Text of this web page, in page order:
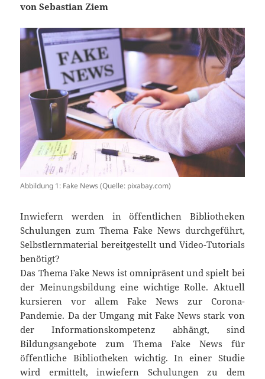
von Sebastian Ziem
Abbildung 1: Fake News (Quelle: pixabay.com)
Inwiefern werden in öffentlichen Bibliotheken
Schulungen zum Thema Fake News durchgeführt,
Selbstlernmaterial bereitgestellt und Video-Tutorials
benötigt?
Das Thema Fake News ist omnipräsent und spielt bei
der Meinungsbildung eine wichtige Rolle. Aktuell
kursieren vor allem Fake News zur Corona-
Pandemie. Da der Umgang mit Fake News stark von
der Informationskompetenz abhängt, sind
Bildungsangebote zum Thema Fake News für
öffentliche Bibliotheken wichtig. In einer Studie
wird ermittelt, inwiefern Schulungen zu dem